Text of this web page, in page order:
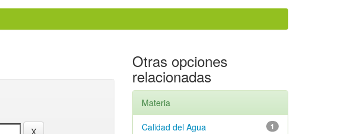
Otras opciones
relacionadas
Materia
1
Calidad del Agua